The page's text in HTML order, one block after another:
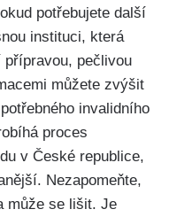
potřebujete další
instituci, která
pečlivou
můžete zvýšit
invalidního
proces
v České republice,
Nezapomeňte,
může se lišit. Je